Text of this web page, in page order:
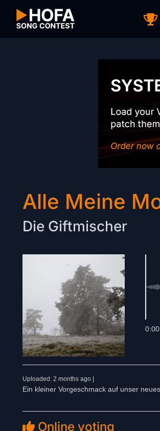
Alle Meine
Die Giftmischer
0:00
Uploaded: 2 months ago |
Ein kleiner Vorgeschmack auf unser
Online voting